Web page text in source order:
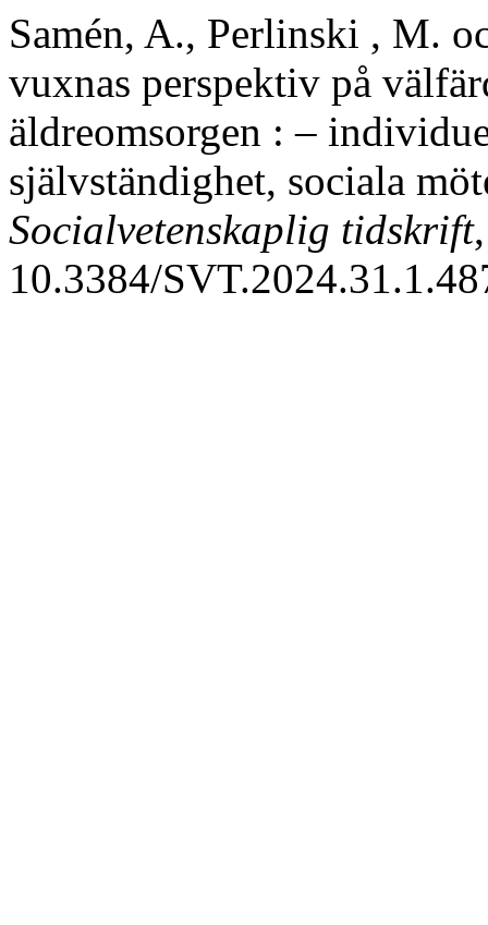
Samén, A., Perlinski , M.
vuxnas perspektiv på
äldreomsorgen : –
självständighet, sociala
Socialvetenskaplig tidskrift
10.3384/